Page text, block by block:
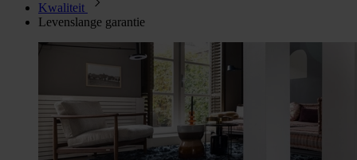
Kwaliteit
Levenslange garantie